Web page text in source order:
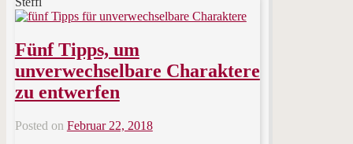
Fünf Tipps, um
unverwechselbare Charaktere
zu entwerfen
Posted on Februar 22, 2018